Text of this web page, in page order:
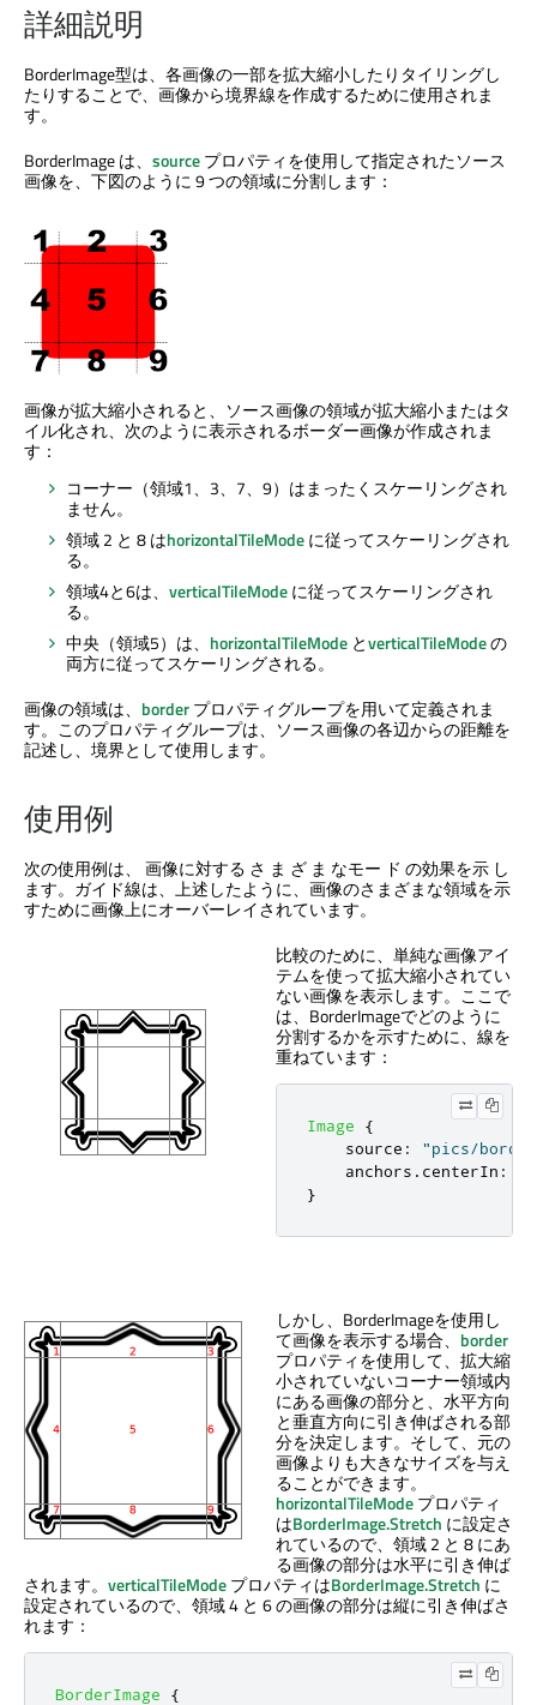
詳細説明
BorderImage型は、各画像の一部を拡大縮小したりタイリングし
たりすることで、画像から境界線を作成するために使用されま
す。
BorderImage は、 sourceプロパティを使用して指定されたソース
画像を、下図のように 9 つの領域に分割します：
画像が拡大縮小されると、ソース画像の領域が拡大縮小またはタ
イル化され、次のように表示されるボーダー画像が作成されま
す：
コーナー（領域1、3、7、9）はまったくスケーリングされ
ません。
領域 2 と 8 はhorizontalTileModeに従ってスケーリングされ
る。
領域4と6は、 verticalTileModeに従ってスケーリングされ
る。
中央（領域5）は、 horizontalTileMode とverticalTileModeの
両方に従ってスケーリングされる。
画像の領域は、 borderプロパティグループを用いて定義されま
す。このプロパティグループは、ソース画像の各辺からの距離を
記述し、境界として使用します。
使用例
次の使用例は、 画像に対する さ ま ざ ま なモー ド の効果を示 し
ます。ガイド線は、上述したように、画像のさまざまな領域を示
すために画像上にオーバーレイされています。
比較のために、単純な画像アイ
テムを使って拡大縮小されてい
ない画像を表示します。ここで
は、BorderImageでどのように
分割するかを示すために、線を
重ねています：
Image
{
source :
"pics/
anchors . centerIn :
}
しかし、BorderImageを使用し
て画像を表示する場合、 border
プロパティを使用して、拡大縮
小されていないコーナー領域内
にある画像の部分と、水平方向
と垂直方向に引き伸ばされる部
分を決定します。そして、元の
画像よりも大きなサイズを与え
ることができます。
horizontalTileModeプロパティ
はBorderImage.Stretch に設定さ
れているので、領域 2 と 8 にあ
る画像の部分は水平に引き伸ば
されます。 verticalTileModeプロパティはBorderImage.Stretch に
設定されているので、領域 4 と 6 の画像の部分は縦に引き伸ばさ
れます：
BorderImage
{